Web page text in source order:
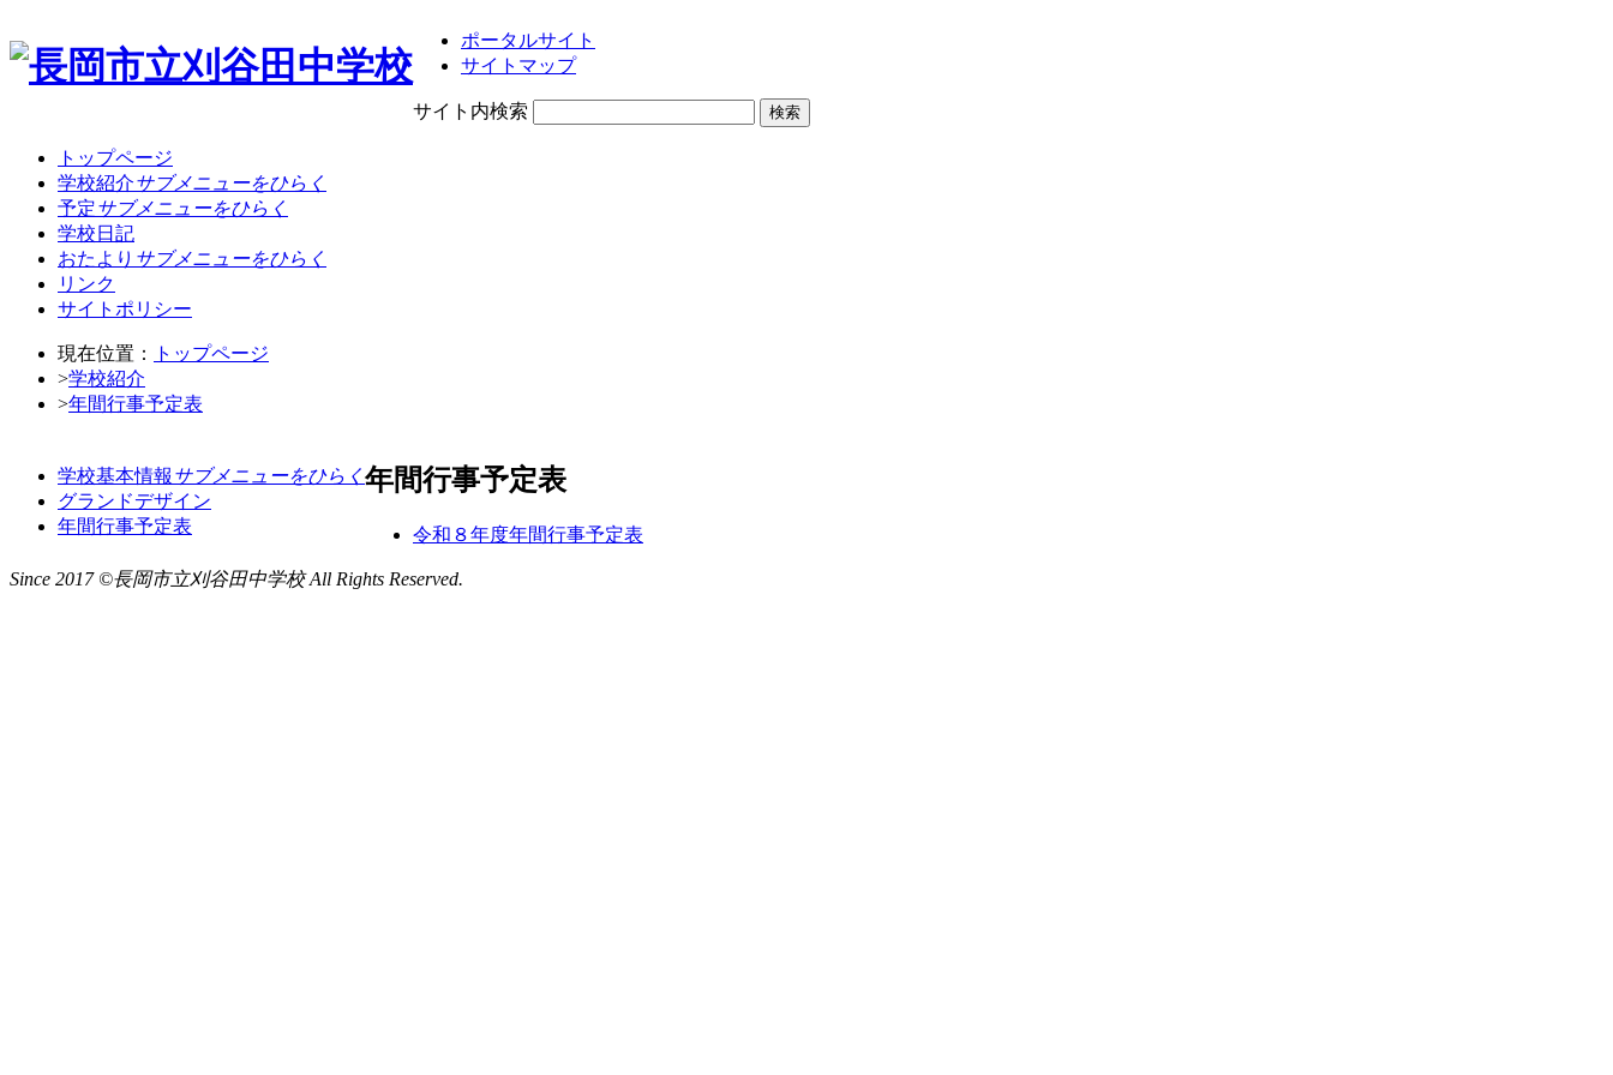
ポータルサイト
サイトマップ
サイト内検索
トップページ
学校紹介サブメニューをひらく
予定サブメニューをひらく
学校日記
おたより サブメニューをひらく
リンク
サイトポリシー
現在位置：
トップページ
>学校紹介
>年間行事予定表
学校基本情報 サブメニューをひらく
グランドデザイン
年間行事予定表
年間行事予定表
令和８年度年間行事予定表
Since 2017 ©長岡市立刈谷田中学校 All Rights Reserved.